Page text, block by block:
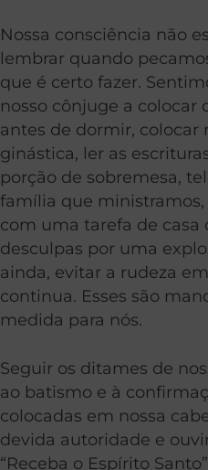
Nossa consciência não
lembrar quando
que é certo fazer.
nosso cônjuge a colocar
antes de dormir, colocar
ginástica, ler as
porção de sobremesa,
família que ministramos,
com uma tarefa de casa
desculpas por uma
ainda, evitar a rudeza
continua. Esses são
medida para nós.
Seguir os ditames de
ao batismo e à
colocadas em nossa
devida autoridade e
“Receba o Espírito